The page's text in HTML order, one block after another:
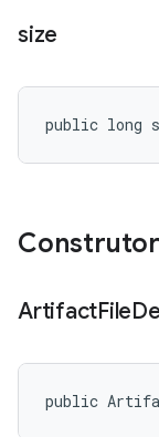
size
public long
ArtifactFile
public